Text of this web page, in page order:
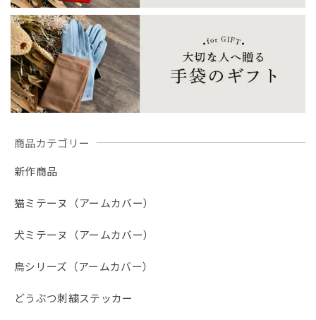
商品カテゴリー
新作商品
猫ミテーヌ（アームカバー）
犬ミテーヌ（アームカバー）
鳥シリーズ（アームカバー）
どうぶつ刺繍ステッカー